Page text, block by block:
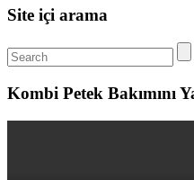
Site içi arama
Kombi Petek Bakımını